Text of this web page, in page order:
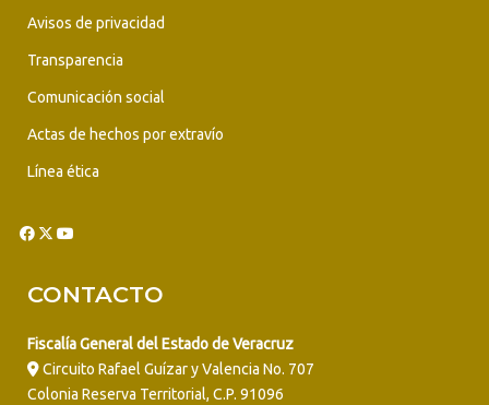
Avisos de privacidad
Transparencia
Comunicación social
Actas de hechos por extravío
Línea ética
CONTACTO
Fiscalía General del Estado de Veracruz
Circuito Rafael Guízar y Valencia No. 707
Colonia Reserva Territorial, C.P. 91096